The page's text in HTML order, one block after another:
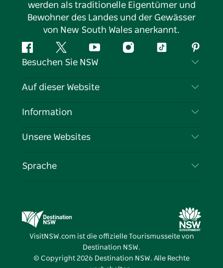
werden als traditionelle Eigentümer und
Bewohner des Landes und der Gewässer
von New South Wales anerkannt.
FacebookTwitter YouTubeInstagramTikTok
Besuchen Sie NSW
Kontaktieren Sie uns
Cookie-Hinweis
Auf dieser Website
Reiseziele
Veranstaltungen
Information
Reiseinformationen
Unternehmen in NSW
Unsere Websites
Destination NSW Medienzentrum
Vivid Sydney
Sprache
VisitNSW.com ist die offizielle Tourismusseite von
Destination NSW.
© Copyright 2026 Destination NSW. Alle Rechte